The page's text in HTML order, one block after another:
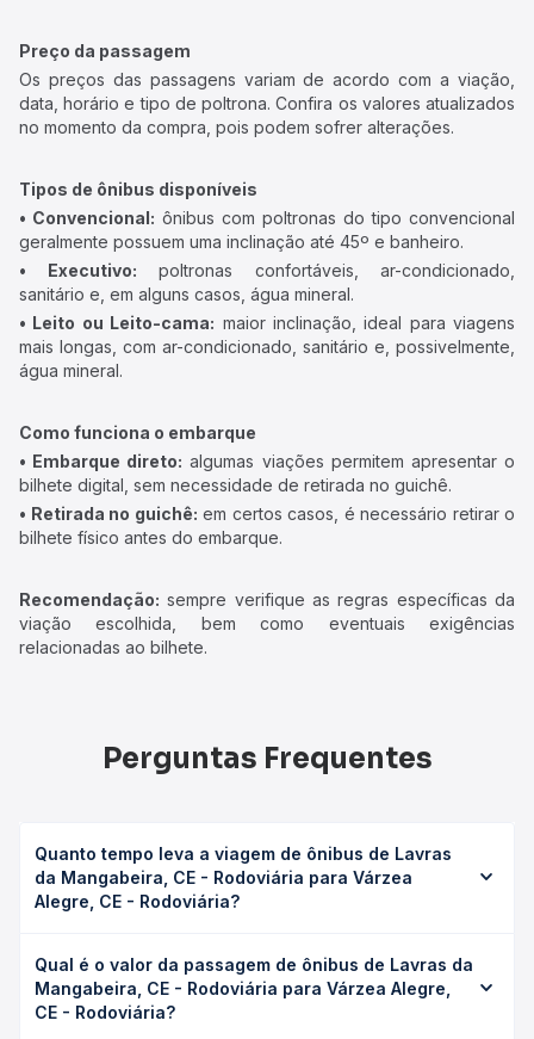
Preço da passagem
Os preços das passagens variam de acordo com a viação,
data, horário e tipo de poltrona. Confira os valores atualizados
no momento da compra, pois podem sofrer alterações.
Tipos de ônibus disponíveis
• Convencional: ônibus com poltronas do tipo convencional
geralmente possuem uma inclinação até 45º e banheiro.
• Executivo: poltronas confortáveis, ar-condicionado,
sanitário e, em alguns casos, água mineral.
• Leito ou Leito-cama: maior inclinação, ideal para viagens
mais longas, com ar-condicionado, sanitário e, possivelmente,
água mineral.
Como funciona o embarque
• Embarque direto: algumas viações permitem apresentar o
bilhete digital, sem necessidade de retirada no guichê.
• Retirada no guichê: em certos casos, é necessário retirar o
bilhete físico antes do embarque.
Recomendação: sempre verifique as regras específicas da
viação escolhida, bem como eventuais exigências
relacionadas ao bilhete.
Perguntas Frequentes
Quanto tempo leva a viagem de ônibus de Lavras
da Mangabeira, CE - Rodoviária para Várzea
Alegre, CE - Rodoviária?
Rodoviária para Várzea Alegre, CE - Rodoviária leva em
média 0 horas, podendo variar conforme a viação, o tipo
de serviço (convencional, executivo ou leito) e as
Qual é o valor da passagem de ônibus de Lavras da
Mangabeira, CE - Rodoviária para Várzea Alegre,
CE - Rodoviária?